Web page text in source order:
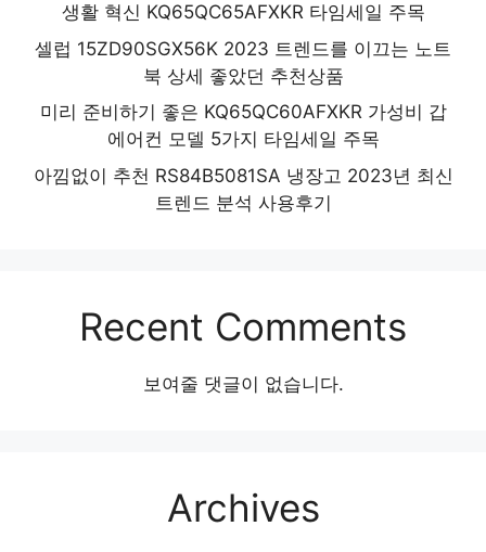
생활 혁신 KQ65QC65AFXKR 타임세일 주목
셀럽 15ZD90SGX56K 2023 트렌드를 이끄는 노트
북 상세 좋았던 추천상품
미리 준비하기 좋은 KQ65QC60AFXKR 가성비 갑
에어컨 모델 5가지 타임세일 주목
아낌없이 추천 RS84B5081SA 냉장고 2023년 최신
트렌드 분석 사용후기
Recent Comments
보여줄 댓글이 없습니다.
Archives